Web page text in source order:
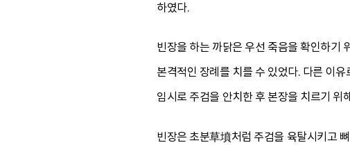
하였다.
빈장을 하는 까닭은 우선 죽음을 확인하기
본격적인 장례를 치를 수 있었다. 다른 이
임시로 주검을 안치한 후 본장을 치르기 위
빈장은 초분草墳처럼 주검을 육탈시키고